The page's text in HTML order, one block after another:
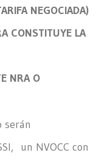
NEGOCIADA)
CONSTITUYE LA
NRA O
serán
un NVOCC con